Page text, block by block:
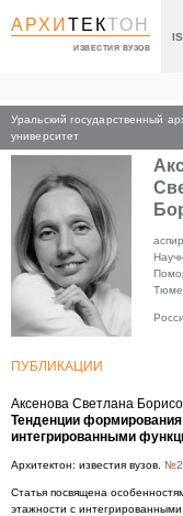
АРХИТЕКТОН
ИЗВЕСТИЯ ВУЗОВ
Уральский государственный
университет
Главная
ПУБЛИКАЦИИ
Аксенова Светлана
Тенденции
интегрированными
Архитектон: известия вузов. №2
Статья посвящена
этажности с